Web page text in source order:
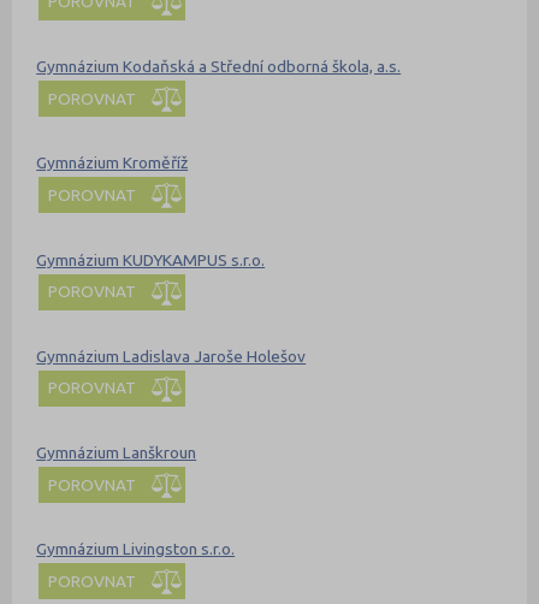
Gymnázium Kodaňská a Střední odborná škola, a.s.
POROVNAT
Gymnázium Kroměříž
POROVNAT
Gymnázium KUDYKAMPUS s.r.o.
POROVNAT
Gymnázium Ladislava Jaroše Holešov
POROVNAT
Gymnázium Lanškroun
POROVNAT
Gymnázium Livingston s.r.o.
POROVNAT